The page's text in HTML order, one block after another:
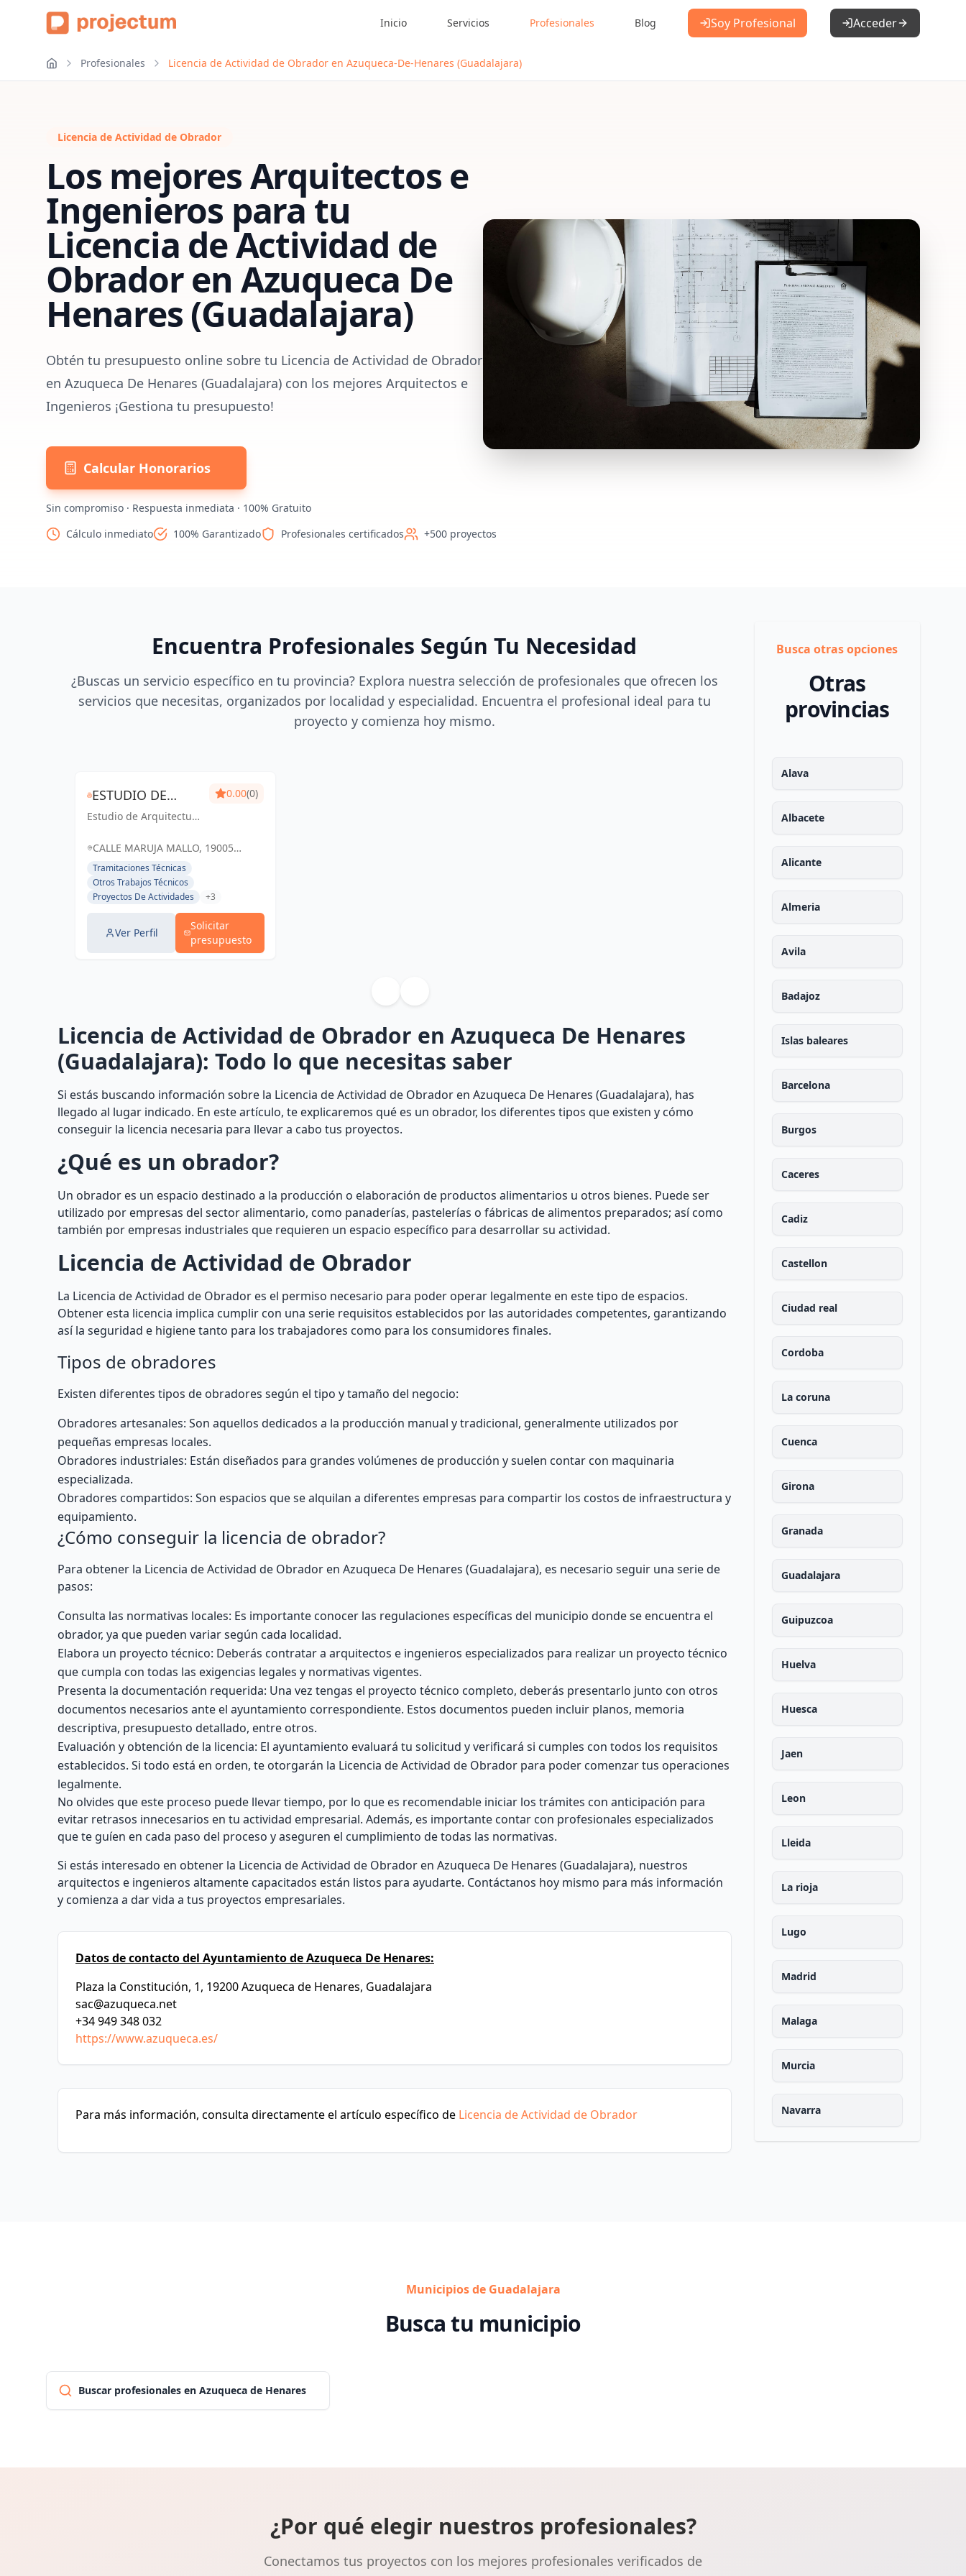
Inicio Servicios Profesionales Blog Soy Profesional Acceder
Profesionales Licencia de Actividad de Obrador en Azuqueca-De-Henares (Guadalajara)
Licencia de Actividad de Obrador
Los mejores Arquitectos e
Ingenieros para tu
Licencia de Actividad de
Obradoren Azuqueca De
Henares (Guadalajara)
Obtén tu presupuesto online sobre tu Licencia de Actividad de Obrador
en Azuqueca De Henares (Guadalajara) con los mejores Arquitectos e
Ingenieros ¡Gestiona tu presupuesto!
Calcular Honorarios
Sin compromiso · Respuesta inmediata · 100% Gratuito
Cálculo inmediato
100% Garantizado Profesionales certificados +500 proyectos
Encuentra Profesionales Según Tu Necesidad
¿Buscas un servicio específico en tu provincia? Explora nuestra selección de profesionales que ofrecen los
servicios que necesitas, organizados por localidad y especialidad. Encuentra el profesional ideal para tu
proyecto y comienza hoy mismo.
ESTUDIO DE
ARQUITECTURA
TÉCNICA GC
Estudio de Arquitectura
espacios inspiradores y
transforman la vida de
las personas.
0.00(0)
CALLE MARUJA MALLO, 19005
GUADALAJARA, ESPAÑA, España
Tramitaciones Técnicas
Otros Trabajos Técnicos
Proyectos De Actividades
+3
Ver Perfil
Solicitar
presupuesto
Licencia de Actividad de Obrador en Azuqueca De Henares
(Guadalajara): Todo lo que necesitas saber
Si estás buscando información sobre la Licencia de Actividad de Obrador en Azuqueca De Henares (Guadalajara), has
llegado al lugar indicado. En este artículo, te explicaremos qué es un obrador, los diferentes tipos que existen y cómo
conseguir la licencia necesaria para llevar a cabo tus proyectos.
¿Qué es un obrador?
Un obrador es un espacio destinado a la producción o elaboración de productos alimentarios u otros bienes. Puede ser
utilizado por empresas del sector alimentario, como panaderías, pastelerías o fábricas de alimentos preparados; así como
también por empresas industriales que requieren un espacio específico para desarrollar su actividad.
Licencia de Actividad de Obrador
La Licencia de Actividad de Obrador es el permiso necesario para poder operar legalmente en este tipo de espacios.
Obtener esta licencia implica cumplir con una serie requisitos establecidos por las autoridades competentes, garantizando
así la seguridad e higiene tanto para los trabajadores como para los consumidores finales.
Tipos de obradores
Existen diferentes tipos de obradores según el tipo y tamaño del negocio:
Obradores artesanales: Son aquellos dedicados a la producción manual y tradicional, generalmente utilizados por
pequeñas empresas locales.
Obradores industriales: Están diseñados para grandes volúmenes de producción y suelen contar con maquinaria
especializada.
Obradores compartidos: Son espacios que se alquilan a diferentes empresas para compartir los costos de infraestructura y
equipamiento.
¿Cómo conseguir la licencia de obrador?
Para obtener la Licencia de Actividad de Obrador en Azuqueca De Henares (Guadalajara), es necesario seguir una serie de
pasos:
Consulta las normativas locales: Es importante conocer las regulaciones específicas del municipio donde se encuentra el
obrador, ya que pueden variar según cada localidad.
Elabora un proyecto técnico: Deberás contratar a arquitectos e ingenieros especializados para realizar un proyecto técnico
que cumpla con todas las exigencias legales y normativas vigentes.
Presenta la documentación requerida: Una vez tengas el proyecto técnico completo, deberás presentarlo junto con otros
documentos necesarios ante el ayuntamiento correspondiente. Estos documentos pueden incluir planos, memoria
descriptiva, presupuesto detallado, entre otros.
Evaluación y obtención de la licencia: El ayuntamiento evaluará tu solicitud y verificará si cumples con todos los requisitos
establecidos. Si todo está en orden, te otorgarán la Licencia de Actividad de Obrador para poder comenzar tus operaciones
legalmente.
No olvides que este proceso puede llevar tiempo, por lo que es recomendable iniciar los trámites con anticipación para
evitar retrasos innecesarios en tu actividad empresarial. Además, es importante contar con profesionales especializados
que te guíen en cada paso del proceso y aseguren el cumplimiento de todas las normativas.
Si estás interesado en obtener la Licencia de Actividad de Obrador en Azuqueca De Henares (Guadalajara), nuestros
arquitectos e ingenieros altamente capacitados están listos para ayudarte. Contáctanos hoy mismo para más información
y comienza a dar vida a tus proyectos empresariales.
Datos de contacto del Ayuntamiento de Azuqueca De Henares:
Plaza la Constitución, 1, 19200 Azuqueca de Henares, Guadalajara
sac@azuqueca.net
+34 949 348 032
https://www.azuqueca.es/
Para más información, consulta directamente el artículo específico de Licencia de Actividad de Obrador
Busca otras opciones
Otras
provincias
Alava
Albacete
Alicante
Almeria
Avila
Badajoz
Islas baleares
Barcelona
Burgos
Caceres
Cadiz
Castellon
Ciudad real
Cordoba
La coruna
Cuenca
Girona
Granada
Guadalajara
Guipuzcoa
Huelva
Huesca
Jaen
Leon
Lleida
La rioja
Lugo
Madrid
Malaga
Murcia
Navarra
Municipios de Guadalajara
Busca tu municipio
Buscar profesionales en Azuqueca de Henares
¿Por qué elegir nuestros profesionales?
Conectamos tus proyectos con los mejores profesionales verificados de